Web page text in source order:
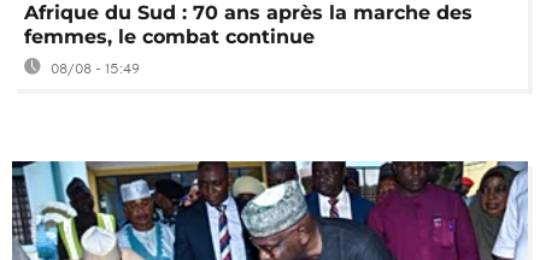
Afrique du Sud : 70 ans après la marche des
femmes, le combat continue
08/08 - 15:49